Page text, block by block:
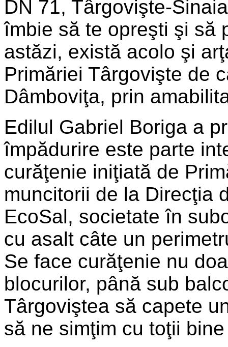
DN 71, Târgovişte-
îmbie să te opreşti şi
astăzi, există acolo şi
Primăriei Târgovişte de
Dâmboviţa, prin
Edilul Gabriel Boriga a
împădurire este parte
curăţenie iniţiată de
muncitorii de la Direcţia
EcoSal, societate în
cu asalt câte un
Se face curăţenie nu
blocurilor, până sub
Târgoviştea să capete
să ne simţim cu toţii